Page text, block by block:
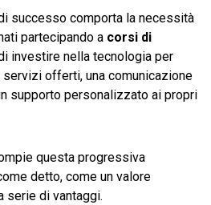
successo comporta la necessità
partecipando a corsi di
investire nella tecnologia per
offerti, una comunicazione
supporto personalizzato ai propri
questa progressiva
detto, come un valore
serie di vantaggi.